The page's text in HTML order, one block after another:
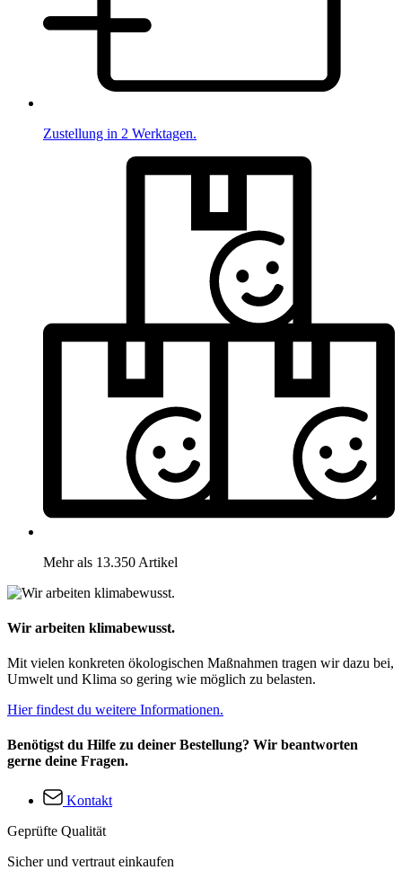
Zustellung in 2 Werktagen.
Mehr als 13.350 Artikel
Wir arbeiten klimabewusst.
Mit vielen konkreten ökologischen Maßnahmen tragen wir dazu bei,
Umwelt und Klima so gering wie möglich zu belasten.
Hier findest du weitere Informationen.
Benötigst du Hilfe zu deiner Bestellung? Wir beantworten
gerne deine Fragen.
Kontakt
Geprüfte Qualität
Sicher und vertraut einkaufen